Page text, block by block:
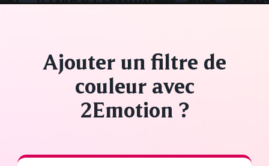
Ajouter un filtre de
couleuravec
2Emotion ?